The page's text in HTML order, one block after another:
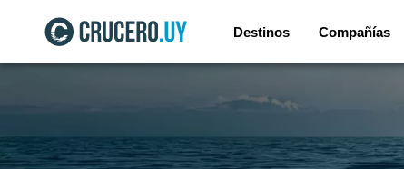
Destinos Compañías